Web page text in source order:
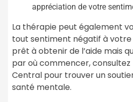
appréciation de votre
La thérapie peut également
tout sentiment négatif à votre
prêt à obtenir de l’aide mais
par où commencer, consultez
Central pour trouver un
santé mentale.